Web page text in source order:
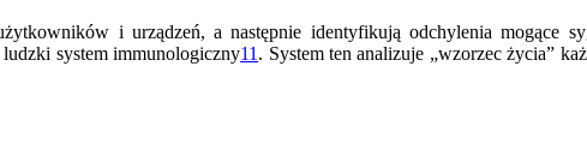
i urządzeń, a następnie identyfikują odchylenia mogące
system immunologiczny11 . System ten analizuje „wzorzec życia”